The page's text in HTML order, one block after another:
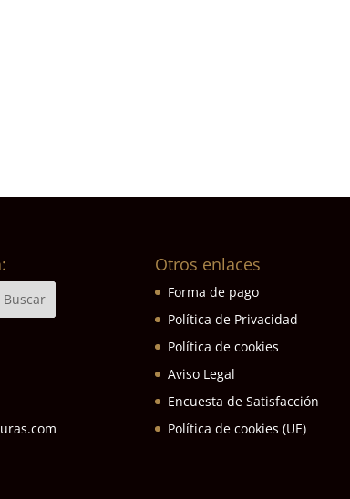
Otros enlaces
Forma de pago
Política de Privacidad
Política de cookies
Aviso Legal
Encuesta de Satisfacción
Política de cookies (UE)